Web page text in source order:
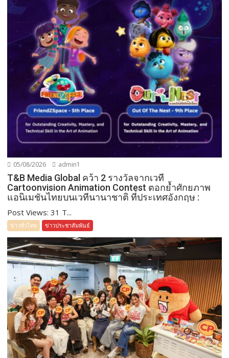
05/08/2026 admin1
T&B Media Global คว้า 2 รางวัลจากเวที
Cartoonvision Animation Contest ตอกย้ำศักยภาพ
แอนิเมชันไทยบนเวทีนานาชาติ ที่ประเทศอังกฤษ :
Post Views: 31 T...
ข่าวทั่วไทย ข่าวประชาสัมพันธ์